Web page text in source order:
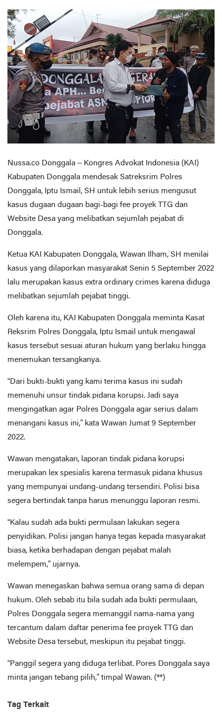
Nussa.co Donggala – Kongres Advokat Indonesia (KAI)
Kabupaten Donggala mendesak Satreksrim Polres
Donggala, Iptu Ismail, SH untuk lebih serius mengusut
kasus dugaan dugaan bagi-bagi fee proyek TTG dan
Website Desa yang melibatkan sejumlah pejabat di
Donggala.
Ketua KAI Kabupaten Donggala, Wawan Ilham, SH menilai
kasus yang dilaporkan masyarakat Senin 5 September 2022
lalu merupakan kasus extra ordinary crimes karena diduga
melibatkan sejumlah pejabat tinggi.
Oleh karena itu, KAI Kabupaten Donggala meminta Kasat
Reksrim Polres Donggala, Iptu Ismail untuk mengawal
kasus tersebut sesuai aturan hukum yang berlaku hingga
menemukan tersangkanya.
“Dari bukti-bukti yang kami terima kasus ini sudah
memenuhi unsur tindak pidana korupsi. Jadi saya
mengingatkan agar Polres Donggala agar serius dalam
menangani kasus ini,” kata Wawan Jumat 9 September
2022.
Wawan mengatakan, laporan tindak pidana korupsi
merupakan lex spesialis karena termasuk pidana khusus
yang mempunyai undang-undang tersendiri. Polisi bisa
segera bertindak tanpa harus menunggu laporan resmi.
“Kalau sudah ada bukti permulaan lakukan segera
penyidikan. Polisi jangan hanya tegas kepada masyarakat
biasa, ketika berhadapan dengan pejabat malah
melempem,” ujarnya.
Wawan menegaskan bahwa semua orang sama di depan
hukum. Oleh sebab itu bila sudah ada bukti permulaan,
Polres Donggala segera memanggil nama-nama yang
tercantum dalam daftar penerima fee proyek TTG dan
Website Desa tersebut, meskipun itu pejabat tinggi.
“Panggil segera yang diduga terlibat. Pores Donggala saya
minta jangan tebang pilih,” timpal Wawan. (**)
Tag Terkait